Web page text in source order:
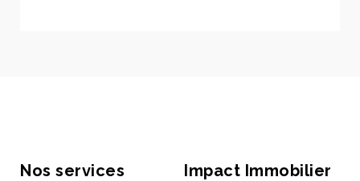
Nos services Impact Immobilier